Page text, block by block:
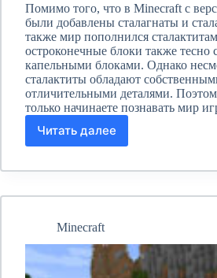
Помимо того, что в Minecraft с
были добавлены сталагнаты и
также мир пополнился
остроконечные блоки также тесно
капельными блоками. Однако
сталактиты обладают
отличительными деталями.
только начинаете познавать мир
Читать далее
Сталактиты
Майнкрафт:
обзор
Minecraft